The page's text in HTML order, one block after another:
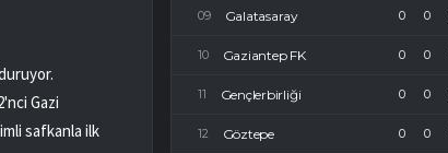
Gazi
safkanla ilk
Galatasaray 0 0
Gaziantep FK 0 0
Gençlerbirliği 0 0
Göztepe 0 0